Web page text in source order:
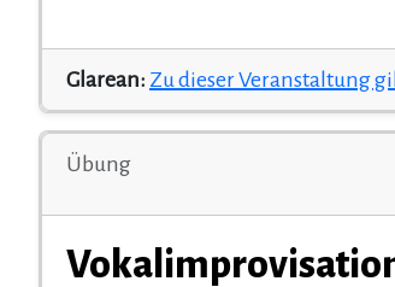
Glarean: Zu dieser Veranstaltung
Übung